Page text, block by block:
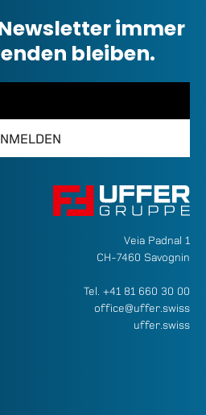
immer
bleiben.
Veia Padnal 1
CH-7460 Savognin
Tel. +41 81 660 30 00
office@uffer.swiss
uffer.swiss